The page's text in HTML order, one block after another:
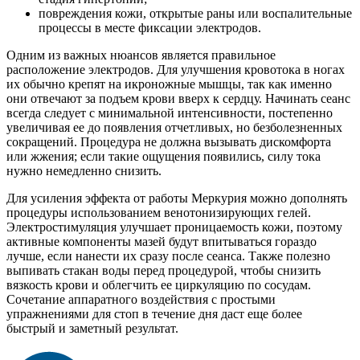
повреждения кожи, открытые раны или воспалительные
процессы в месте фиксации электродов.
Одним из важных нюансов является правильное
расположение электродов. Для улучшения кровотока в ногах
их обычно крепят на икроножные мышцы, так как именно
они отвечают за подъем крови вверх к сердцу. Начинать сеанс
всегда следует с минимальной интенсивности, постепенно
увеличивая ее до появления отчетливых, но безболезненных
сокращений. Процедура не должна вызывать дискомфорта
или жжения; если такие ощущения появились, силу тока
нужно немедленно снизить.
Для усиления эффекта от работы Меркурия можно дополнять
процедуры использованием венотонизирующих гелей.
Электростимуляция улучшает проницаемость кожи, поэтому
активные компоненты мазей будут впитываться гораздо
лучше, если нанести их сразу после сеанса. Также полезно
выпивать стакан воды перед процедурой, чтобы снизить
вязкость крови и облегчить ее циркуляцию по сосудам.
Сочетание аппаратного воздействия с простыми
упражнениями для стоп в течение дня даст еще более
быстрый и заметный результат.